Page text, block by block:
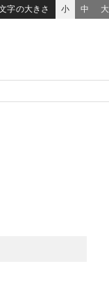
字の大きさ 小 中 大